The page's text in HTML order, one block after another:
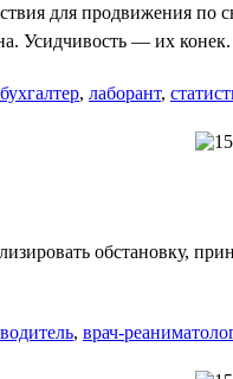
для продвижения по
Усидчивость — их конек.
бухгалтер, лаборант,
обстановку,
водитель, врач-реаниматолог